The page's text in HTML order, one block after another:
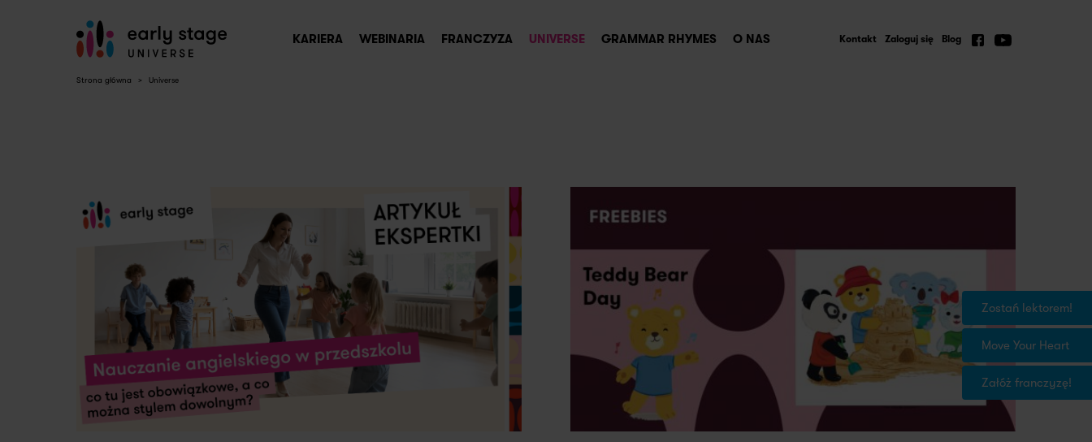
KARIERA WEBINARIA FRANCZYZA UNIVERSE GRAMMAR RHYMES O NAS
Zostań lektorem!
Move Your Heart
Załóż franczyzę!
Kontakt Zaloguj się Blog
Strona główna > Universe